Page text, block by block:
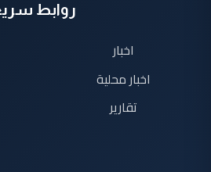
روابط
اخبار
اخبار محلية
تقارير